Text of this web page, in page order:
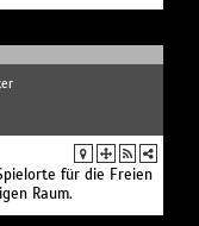
für die Freien
Raum.